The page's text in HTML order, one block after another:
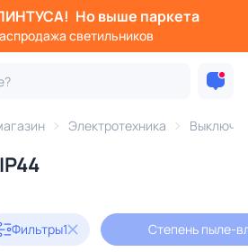
Но выше паркета
светильников
Электротехника
Фильтры1 Степень пыле-
Фильтры